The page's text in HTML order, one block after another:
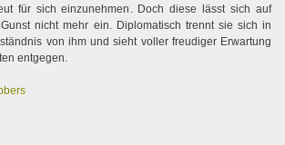
für sich einzunehmen. Doch diese lässt sich auf
nicht mehr ein. Diplomatisch trennt sie sich in
von ihm und sieht voller freudiger Erwartung
entgegen.